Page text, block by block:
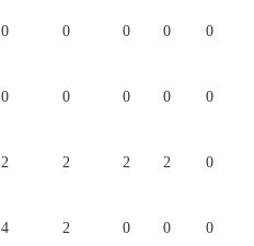
0 0 0 0 0
0 0 0 0 0
2 2 2 2 0
4 2 0 0 0